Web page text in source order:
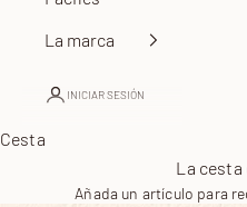
La marca
INICIAR SESIÓN
Cesta
La cesta
Añada un artículo para